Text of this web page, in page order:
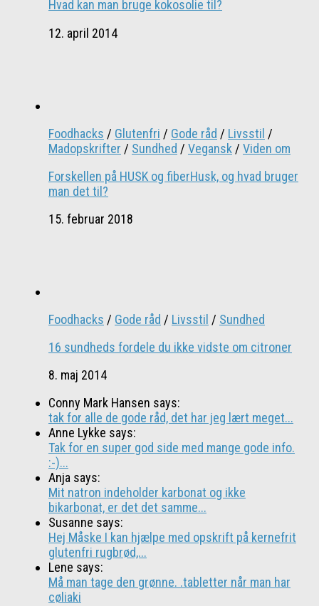
Hvad kan man bruge kokosolie til?
12. april 2014
Foodhacks / Glutenfri / Gode råd / Livsstil /
Madopskrifter / Sundhed / Vegansk / Viden om
Forskellen på HUSK og fiberHusk, og hvad bruger
man det til?
15. februar 2018
Foodhacks / Gode råd / Livsstil / Sundhed
16 sundheds fordele du ikke vidste om citroner
8. maj 2014
Conny Mark Hansen says:
tak for alle de gode råd, det har jeg lært meget...
Anne Lykke says:
Tak for en super god side med mange gode info.
:-)...
Anja says:
Mit natron indeholder karbonat og ikke
bikarbonat, er det det samme...
Susanne says:
Hej Måske I kan hjælpe med opskrift på kernefrit
glutenfri rugbrød,...
Lene says:
Må man tage den grønne. .tabletter når man har
cøliaki